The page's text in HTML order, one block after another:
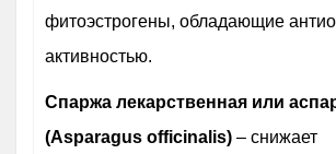
фитоэстрогены, обладающие
активностью.
Спаржа лекарственная или
(Asparagus officinalis) – снижает